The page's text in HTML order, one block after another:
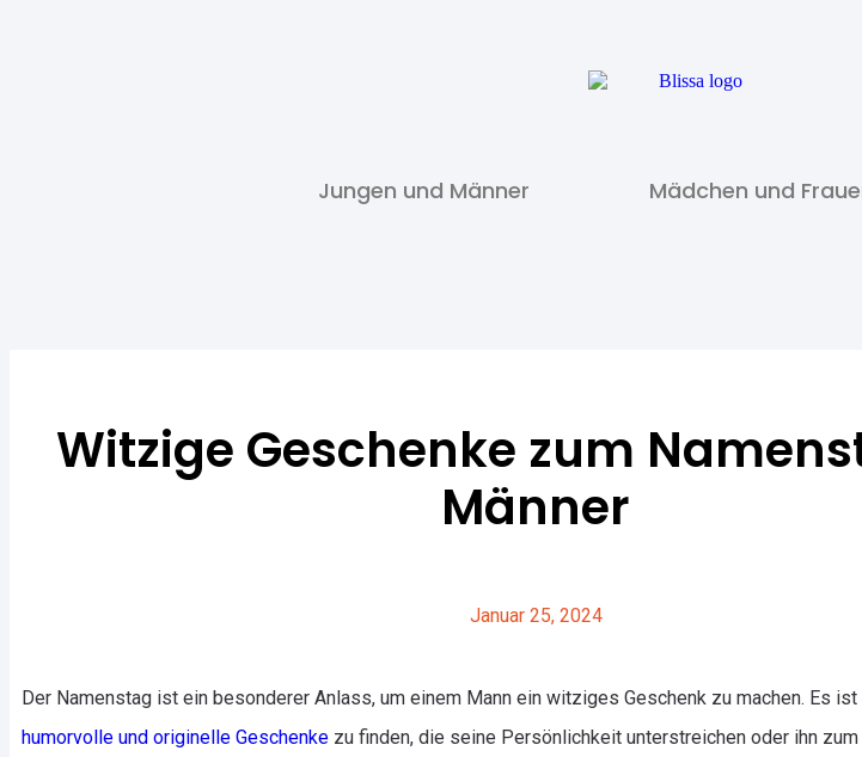
Jungen und Männer Mädchen und
Witzige Geschenke zum
Männer
Januar 25, 2024
Der Namenstag ist ein besonderer Anlass, um einem Mann ein witziges Geschenk zu machen. Es
humorvolle und originelle Geschenke zu finden, die seine Persönlichkeit unterstreichen oder ihn zum